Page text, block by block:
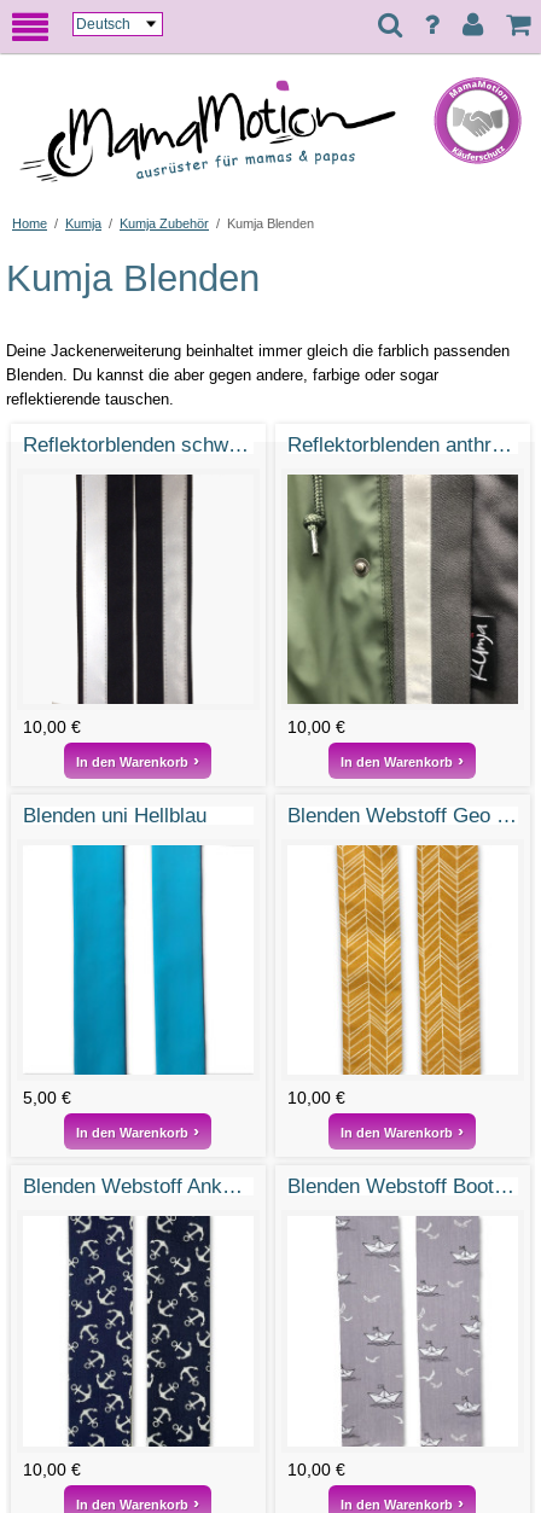
Home / Kumja / Kumja Zubehör / Kumja Blenden
Kumja Blenden
Deine Jackenerweiterung beinhaltet immer gleich die farblich passenden
Blenden. Du kannst die aber gegen andere, farbige oder sogar
reflektierende tauschen.
Reflektorblenden schwarz
10,00 €
In den Warenkorb
Reflektorblenden anthrazit
10,00 €
In den Warenkorb
Blenden uni Hellblau
5,00 €
In den Warenkorb
Blenden Webstoff Geo Pfeile Honig
10,00 €
In den Warenkorb
Blenden Webstoff Anker 2
10,00 €
In den Warenkorb
Blenden Webstoff Bootsfahrt
10,00 €
In den Warenkorb